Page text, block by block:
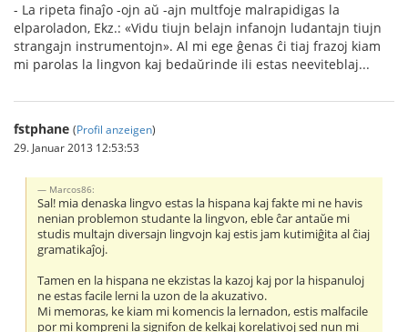
- La ripeta finaĵo -ojn aŭ -ajn multfoje malrapidigas la
elparoladon, Ekz.: «Vidu tiujn belajn infanojn ludantajn tiujn
strangajn instrumentojn». Al mi ege ĝenas ĉi tiaj frazoj kiam
mi parolas la lingvon kaj bedaŭrinde ili estas neeviteblaj...
fstphane (Profil anzeigen)
29. Januar 2013 12:53:53
Marcos86:
Sal! mia denaska lingvo estas la hispana kaj fakte mi ne havis
nenian problemon studante la lingvon, eble ĉar antaŭe mi
studis multajn diversajn lingvojn kaj estis jam kutimiĝita al ĉiaj
gramatikaĵoj.
Tamen en la hispana ne ekzistas la kazoj kaj por la hispanuloj
ne estas facile lerni la uzon de la akuzativo.
Mi memoras, ke kiam mi komencis la lernadon, estis malfacile
por mi kompreni la signifon de kelkaj korelativoj sed nun mi